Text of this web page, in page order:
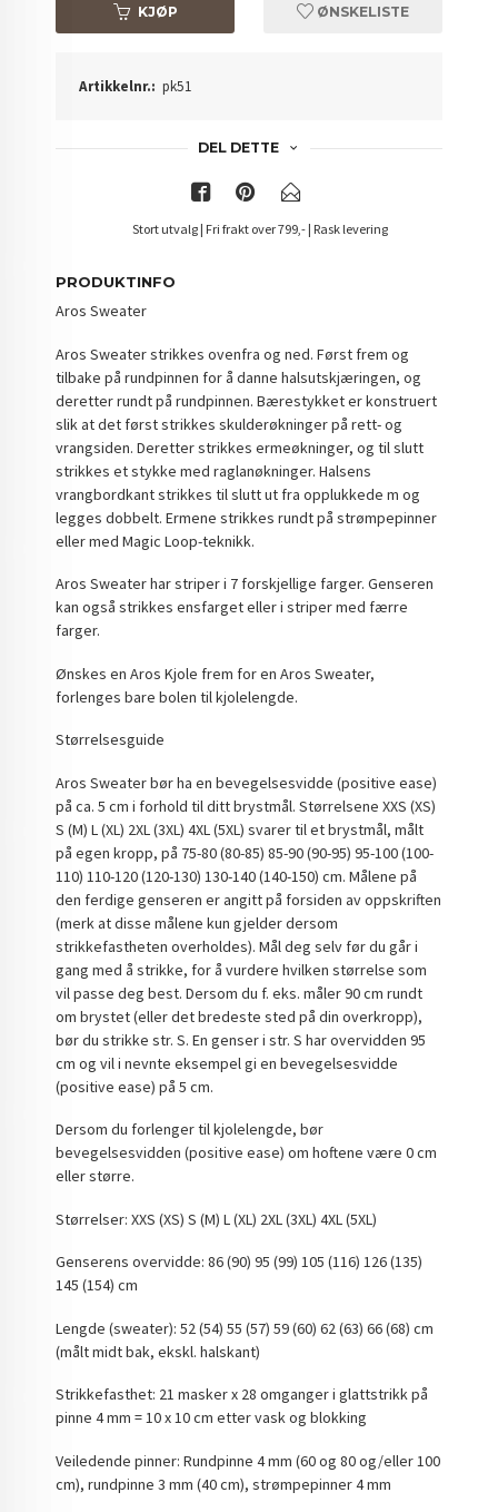
KJØP ØNSKELISTE
Artikkelnr.: pk51
DEL DETTE
Stort utvalg | Fri frakt over 799,- | Rask levering
PRODUKTINFO
Aros Sweater
Aros Sweater strikkes ovenfra og ned. Først frem og
tilbake på rundpinnen for å danne halsutskjæringen, og
deretter rundt på rundpinnen. Bærestykket er konstruert
slik at det først strikkes skulderøkninger på rett- og
vrangsiden. Deretter strikkes ermeøkninger, og til slutt
strikkes et stykke med raglanøkninger. Halsens
vrangbordkant strikkes til slutt ut fra opplukkede m og
legges dobbelt. Ermene strikkes rundt på strømpepinner
eller med Magic Loop-teknikk.
Aros Sweater har striper i 7 forskjellige farger. Genseren
kan også strikkes ensfarget eller i striper med færre
farger.
Ønskes en Aros Kjole frem for en Aros Sweater,
forlenges bare bolen til kjolelengde.
Størrelsesguide
Aros Sweater bør ha en bevegelsesvidde (positive ease)
på ca. 5 cm i forhold til ditt brystmål. Størrelsene XXS (XS)
S (M) L (XL) 2XL (3XL) 4XL (5XL) svarer til et brystmål, målt
på egen kropp, på 75-80 (80-85) 85-90 (90-95) 95-100 (100-
110) 110-120 (120-130) 130-140 (140-150) cm. Målene på
den ferdige genseren er angitt på forsiden av oppskriften
(merk at disse målene kun gjelder dersom
strikkefastheten overholdes). Mål deg selv før du går i
gang med å strikke, for å vurdere hvilken størrelse som
vil passe deg best. Dersom du f. eks. måler 90 cm rundt
om brystet (eller det bredeste sted på din overkropp),
bør du strikke str. S. En genser i str. S har overvidden 95
cm og vil i nevnte eksempel gi en bevegelsesvidde
(positive ease) på 5 cm.
Dersom du forlenger til kjolelengde, bør
bevegelsesvidden (positive ease) om hoftene være 0 cm
eller større.
Størrelser: XXS (XS) S (M) L (XL) 2XL (3XL) 4XL (5XL)
Genserens overvidde: 86 (90) 95 (99) 105 (116) 126 (135)
145 (154) cm
Lengde (sweater): 52 (54) 55 (57) 59 (60) 62 (63) 66 (68) cm
(målt midt bak, ekskl. halskant)
Strikkefasthet: 21 masker x 28 omganger i glattstrikk på
pinne 4 mm = 10 x 10 cm etter vask og blokking
Veiledende pinner: Rundpinne 4 mm (60 og 80 og/eller 100
cm), rundpinne 3 mm (40 cm), strømpepinner 4 mm